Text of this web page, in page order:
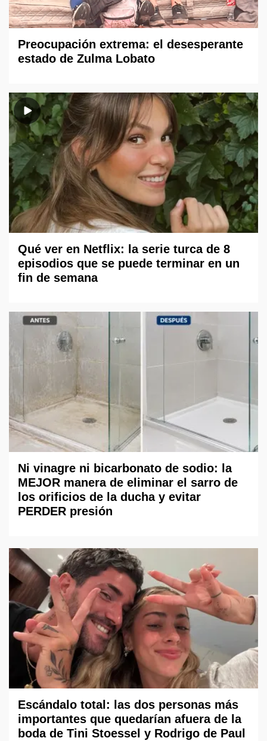
Preocupación extrema: el desesperante
estado de Zulma Lobato
Qué ver en Netflix: la serie turca de 8
episodios que se puede terminar en un
fin de semana
Ni vinagre ni bicarbonato de sodio: la
MEJOR manera de eliminar el sarro de
los orificios de la ducha y evitar
PERDER presión
Escándalo total: las dos personas más
importantes que quedarían afuera de la
boda de Tini Stoessel y Rodrigo de Paul